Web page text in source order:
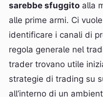
sarebbe sfuggito alla
alle prime armi. Ci
identificare i canali di
regola generale nel
trader trovano utile
strategie di trading su
all’interno di un